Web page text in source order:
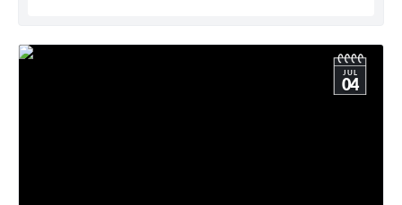
JUL
04